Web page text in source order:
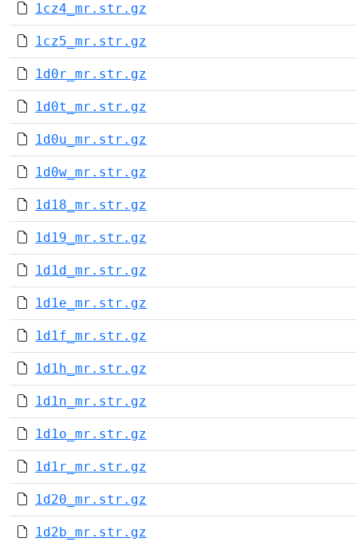
1cz4_mr.str.gz
1cz5_mr.str.gz
1d0r_mr.str.gz
1d0t_mr.str.gz
1d0u_mr.str.gz
1d0w_mr.str.gz
1d18_mr.str.gz
1d19_mr.str.gz
1d1d_mr.str.gz
1d1e_mr.str.gz
1d1f_mr.str.gz
1d1h_mr.str.gz
1d1n_mr.str.gz
1d1o_mr.str.gz
1d1r_mr.str.gz
1d20_mr.str.gz
1d2b_mr.str.gz